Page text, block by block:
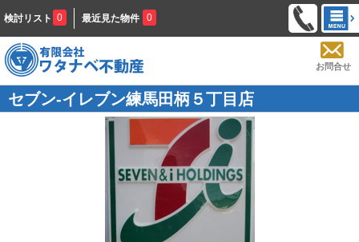
検討リスト 0 最近見た物件 0
お問合せ
セブン-イレブン練馬田柄５丁目店